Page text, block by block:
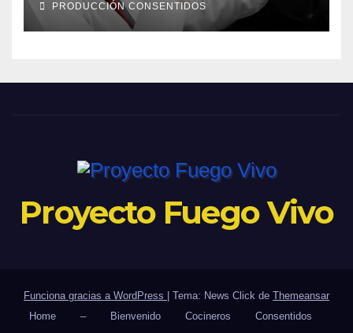
PRODUCCIÓN CONSENTIDOS
Proyecto Fuego Vivo
Funciona gracias a WordPress Tema: News Click de Themeansar
Home
– Bienvenido Cocineros Consentidos